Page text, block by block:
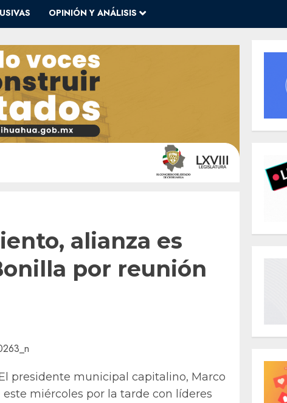
OPINIÓN Y ANÁLISIS
alianza es
por reunión
presidente municipal capitalino, Marco
miércoles por la tarde con líderes